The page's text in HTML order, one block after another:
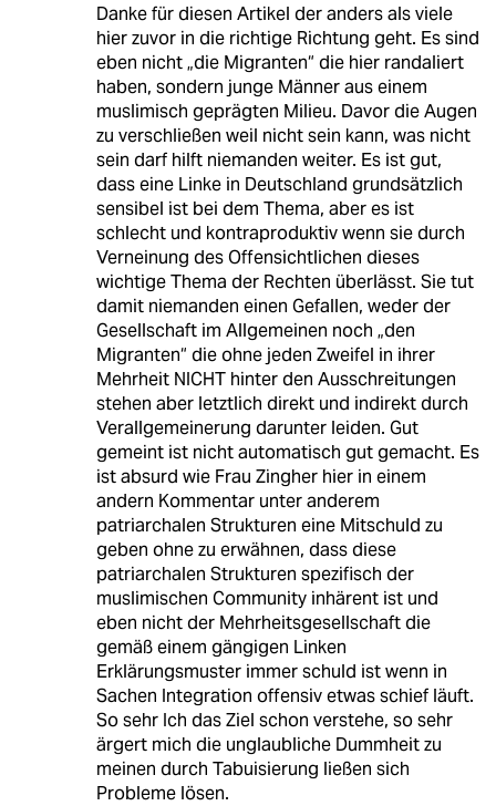
Danke für diesen Artikel der anders als viele
hier zuvor in die richtige Richtung geht. Es sind
eben nicht „die Migranten“ die hier randaliert
haben, sondern junge Männer aus einem
muslimisch geprägten Milieu. Davor die Augen
zu verschließen weil nicht sein kann, was nicht
sein darf hilft niemanden weiter. Es ist gut,
dass eine Linke in Deutschland grundsätzlich
sensibel ist bei dem Thema, aber es ist
schlecht und kontraproduktiv wenn sie durch
Verneinung des Offensichtlichen dieses
wichtige Thema der Rechten überlässt. Sie tut
damit niemanden einen Gefallen, weder der
Gesellschaft im Allgemeinen noch „den
Migranten“ die ohne jeden Zweifel in ihrer
Mehrheit NICHT hinter den Ausschreitungen
stehen aber letztlich direkt und indirekt durch
Verallgemeinerung darunter leiden. Gut
gemeint ist nicht automatisch gut gemacht. Es
ist absurd wie Frau Zingher hier in einem
andern Kommentar unter anderem
patriarchalen Strukturen eine Mitschuld zu
geben ohne zu erwähnen, dass diese
patriarchalen Strukturen spezifisch der
muslimischen Community inhärent ist und
eben nicht der Mehrheitsgesellschaft die
gemäß einem gängigen Linken
Erklärungsmuster immer schuld ist wenn in
Sachen Integration offensiv etwas schief läuft.
So sehr Ich das Ziel schon verstehe, so sehr
ärgert mich die unglaubliche Dummheit zu
meinen durch Tabuisierung ließen sich
Probleme lösen.